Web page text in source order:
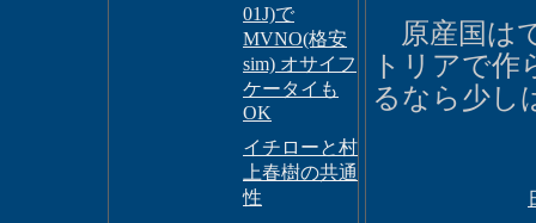
01J)で
MVNO(格安
sim) オサイフ
ケータイも
OK
イチローと村
上春樹の共通
性
原産国は
トリアで
るなら少し